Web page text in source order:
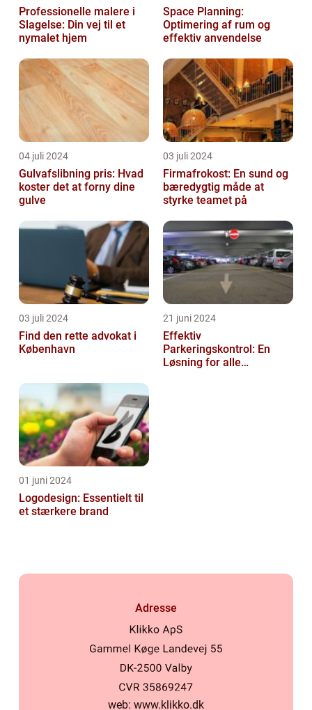
Professionelle malere i
Slagelse: Din vej til et
nymalet hjem
Space Planning:
Optimering af rum og
effektiv anvendelse
04 juli 2024
Gulvafslibning pris: Hvad
koster det at forny dine
gulve
03 juli 2024
Firmafrokost: En sund og
bæredygtig måde at
styrke teamet på
03 juli 2024
Find den rette advokat i
København
21 juni 2024
Effektiv
Parkeringskontrol: En
Løsning for alle
01 juni 2024
Logodesign: Essentielt til
et stærkere brand
Adresse
web: www.klikko.dk